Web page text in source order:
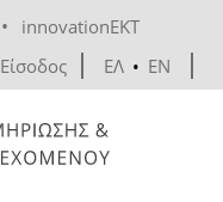
•
innovationEKT
Είσοδος
ΕΛ • EN